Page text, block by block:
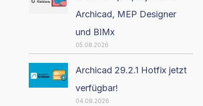
Archicad, MEP Designer
und BIMx
05.08.2026
Archicad 29.2.1 Hotfix jetzt
verfügbar!
04.08.2026